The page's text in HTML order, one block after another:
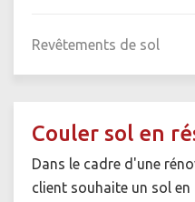
Revêtements de sol
Couler sol en
Dans le cadre d'une
client souhaite un sol